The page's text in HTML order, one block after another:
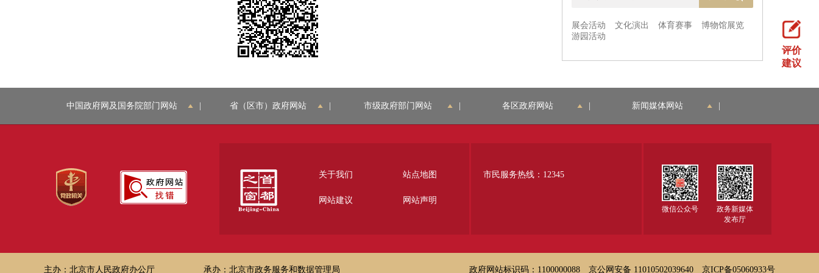
评价
建议
中国政府网及国务院部门网站 省（区市）政府网站 市级政府部门网站 各区政府网站 新闻媒体网站
关于我们 站点地图
网站建议 网站声明
市民服务热线：12345
微信公众号
政务新媒体
发布厅
主办：北京市人民政府办公厅 承办：北京市政务服务和数据管理局 政府网站标识码：1100000088 京公网安备 11010502039640 京ICP备05060933号